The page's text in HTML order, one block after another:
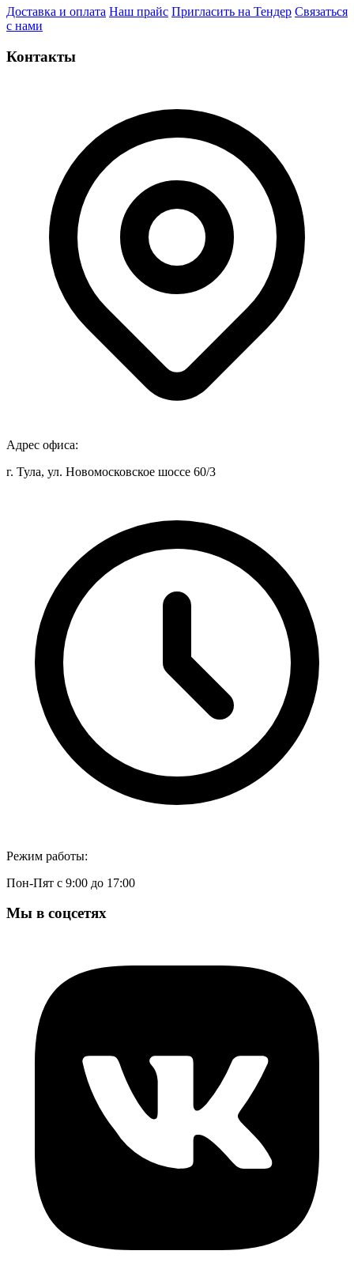
Доставка и оплата Наш прайс Пригласить на Тендер Связаться
с нами
Контакты
Адрес офиса:
г. Тула, ул. Новомосковское шоссе 60/3
Режим работы:
Пон-Пят с 9:00 до 17:00
Мы в соцсетях